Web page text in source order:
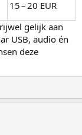
15 – 20 EUR
gelijk aan
USB, audio én
deze